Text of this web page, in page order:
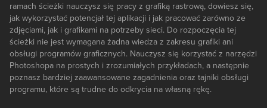
ramach ścieżki nauczysz się pracy z grafiką rastrową, dowiesz się,
jak wykorzystać potencjał tej aplikacji i jak pracować zarówno ze
zdjęciami, jak i grafikami na potrzeby sieci. Do rozpoczęcia tej
ścieżki nie jest wymagana żadna wiedza z zakresu grafiki ani
obsługi programów graficznych. Nauczysz się korzystać z narzędzi
Photoshopa na prostych i zrozumiałych przykładach, a następnie
poznasz bardziej zaawansowane zagadnienia oraz tajniki obsługi
programu, które są trudne do odkrycia na własną rękę.